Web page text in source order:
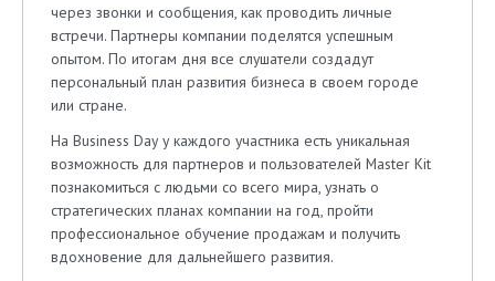
через звонки и сообщения, как проводить личные
встречи. Партнеры компании поделятся успешным
опытом. По итогам дня все слушатели создадут
персональный план развития бизнеса в своем городе
или стране.
На Business Day у каждого участника есть уникальная
возможность для партнеров и пользователей Master Kit
познакомиться с людьми со всего мира, узнать о
стратегических планах компании на год, пройти
профессиональное обучение продажам и получить
вдохновение для дальнейшего развития.